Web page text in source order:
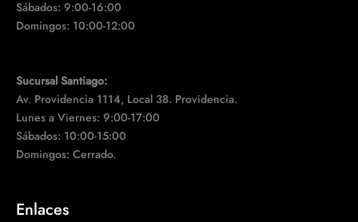
Sábados: 9:00-16:00
Domingos: 10:00-12:00
Sucursal Santiago:
Av. Providencia 1114, Local 38. Providencia.
Lunes a Viernes: 9:00-17:00
Sábados: 10:00-15:00
Domingos: Cerrado.
Enlaces